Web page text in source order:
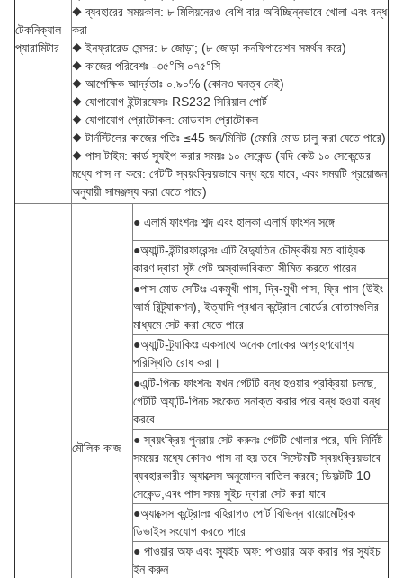
টেকনিক্যাল
প্যারামিটার
◆ ব্যবহারের সময়কাল: ৮ মিলিয়নেরও বেশি বার অবিচ্ছিন্নভাবে খোলা এবং বন্ধ
করা
◆ ইনফ্রারেড সেন্সর: ৮ জোড়া; (৮ জোড়া কনফিগারেশন সমর্থন করে)
◆ কাজের পরিবেশঃ -৩৫°সি ০৭৫°সি
◆ আপেক্ষিক আর্দ্রতাঃ ০.৯০% (কোনও ঘনত্ব নেই)
◆ যোগাযোগ ইন্টারফেসঃ RS232 সিরিয়াল পোর্ট
◆ যোগাযোগ প্রোটোকল: মোডবাস প্রোটোকল
◆ টার্নস্টিলের কাজের গতিঃ ≤45 জন/মিনিট (মেমরি মোড চালু করা যেতে পারে)
◆ পাস টাইম: কার্ড স্যুইপ করার সময়ঃ ১০ সেকেন্ড (যদি কেউ ১০ সেকেন্ডের
মধ্যে পাস না করে: গেটটি স্বয়ংক্রিয়ভাবে বন্ধ হয়ে যাবে, এবং সময়টি প্রয়োজন
অনুযায়ী সামঞ্জস্য করা যেতে পারে)
মৌলিক কাজ
● এলার্ম ফাংশনঃ শব্দ এবং হালকা এলার্ম ফাংশন সঙ্গে
●অ্যান্টি-ইন্টারফারেন্সঃ এটি বৈদ্যুতিন চৌম্বকীয় মত বাহ্যিক
কারণ দ্বারা সৃষ্ট গেট অস্বাভাবিকতা সীমিত করতে পারেন
●পাস মোড সেটিংঃ একমুখী পাস, দ্বি-মুখী পাস, ফ্রি পাস (উইং
আর্ম রিট্র্যাকশন), ইত্যাদি প্রধান কন্ট্রোল বোর্ডের বোতামগুলির
মাধ্যমে সেট করা যেতে পারে
●অ্যান্টি-ট্র্যাকিংঃ একসাথে অনেক লোকের অগ্রহণযোগ্য
পরিস্থিতি রোধ করা।
●এন্টি-পিনচ ফাংশনঃ যখন গেটটি বন্ধ হওয়ার প্রক্রিয়া চলছে,
গেটটি অ্যান্টি-পিনচ সংকেত সনাক্ত করার পরে বন্ধ হওয়া বন্ধ
করবে
● স্বয়ংক্রিয় পুনরায় সেট করুনঃ গেটটি খোলার পরে, যদি নির্দিষ্ট
সময়ের মধ্যে কোনও পাস না হয় তবে সিস্টেমটি স্বয়ংক্রিয়ভাবে
ব্যবহারকারীর অ্যাক্সেস অনুমোদন বাতিল করবে; ডিফল্টটি 10
সেকেন্ড,এবং পাস সময় সুইচ দ্বারা সেট করা যাবে
●অ্যাক্সেস কন্ট্রোলঃ বহিরাগত পোর্ট বিভিন্ন বায়োমেট্রিক
ডিভাইস সংযোগ করতে পারে
● পাওয়ার অফ এবং স্যুইচ অফ: পাওয়ার অফ করার পর স্যুইচ
ইন করুন